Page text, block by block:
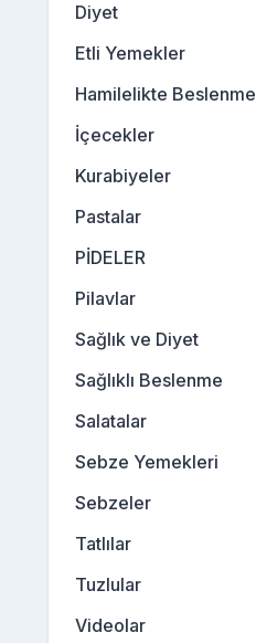
Diyet
Etli Yemekler
Hamilelikte Beslenme
İçecekler
Kurabiyeler
Pastalar
PİDELER
Pilavlar
Sağlık ve Diyet
Sağlıklı Beslenme
Salatalar
Sebze Yemekleri
Sebzeler
Tatlılar
Tuzlular
Videolar